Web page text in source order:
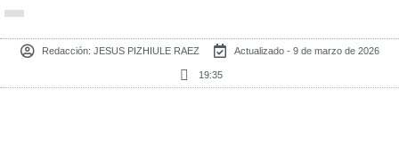
Redacción: JESUS PIZHIULE RAEZ Actualizado - 9 de marzo de 2026
19:35